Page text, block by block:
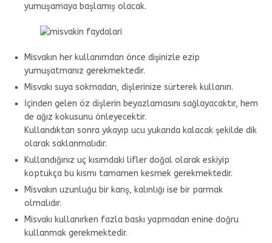
yumuşamaya başlamış olacak.
Misvakın her kullanımdan önce dişinizle ezip
yumuşatmanız gerekmektedir.
Misvakı suya sokmadan, dişlerinize sürterek kullanın.
İçinden gelen öz dişlerin beyazlamasını sağlayacaktır, hem
de ağız kokusunu önleyecektir.
Kullandıktan sonra yıkayıp ucu yukarıda kalacak şekilde dik
olarak saklanmalıdır.
Kullandığınız uç kısımdaki lifler doğal olarak eskiyip
koptukça bu kısmı tamamen kesmek gerekmektedir.
Misvakın uzunluğu bir karış, kalınlığı ise bir parmak
olmalıdır.
Misvakı kullanırken fazla baskı yapmadan enine doğru
kullanmak gerekmektedir.